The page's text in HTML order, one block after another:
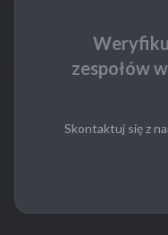
zespołów
Skontaktuj się z